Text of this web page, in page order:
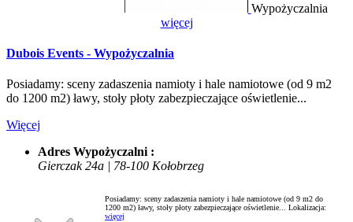
Wypożyczalnia
więcej
Dubois Events - Wypożyczalnia
Posiadamy: sceny zadaszenia namioty i hale namiotowe (od 9 m2
do 1200 m2) ławy, stoły płoty zabezpieczające oświetlenie...
Więcej
Adres Wypożyczalni :
Gierczak 24a | 78-100 Kołobrzeg
Posiadamy: sceny zadaszenia namioty i hale namiotowe (od 9 m2 do
1200 m2) ławy, stoły płoty zabezpieczające oświetlenie... Lokalizacja:
więcej